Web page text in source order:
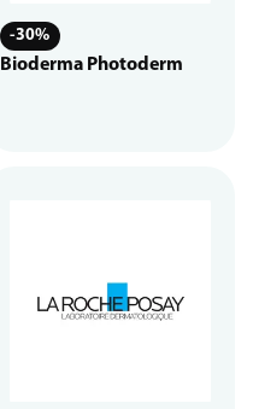
-30%
Bioderma Photoderm